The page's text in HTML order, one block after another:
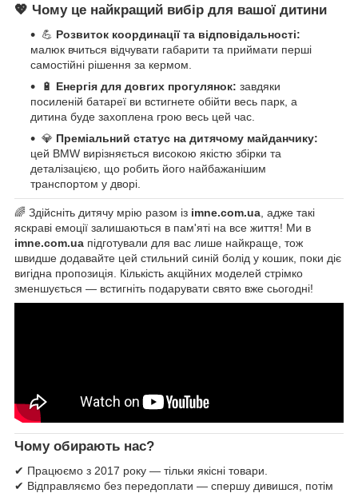
💖 Чому це найкращий вибір для вашої дитини
💪 Розвиток координації та відповідальності:
малюк вчиться відчувати габарити та приймати перші
самостійні рішення за кермом.
🔋 Енергія для довгих прогулянок: завдяки
посиленій батареї ви встигнете обійти весь парк, а
дитина буде захоплена грою весь цей час.
💎 Преміальний статус на дитячому майданчику:
цей BMW вирізняється високою якістю збірки та
деталізацією, що робить його найбажанішим
транспортом у дворі.
🌈 Здійсніть дитячу мрію разом із imne.com.ua , адже такі
яскраві емоції залишаються в пам'яті на все життя! Ми в
imne.com.ua підготували для вас лише найкраще, тож
швидше додавайте цей стильний синій болід у кошик, поки діє
вигідна пропозиція. Кількість акційних моделей стрімко
зменшується — встигніть подарувати свято вже сьогодні!
Чому обирають нас?
✔ Працюємо з 2017 року — тільки якісні товари.
✔ Відправляємо без передоплати — спершу дивишся, потім